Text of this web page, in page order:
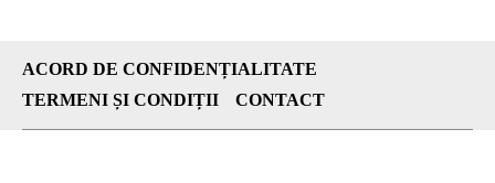
ACORD DE CONFIDENȚIALITATE
TERMENI ȘI CONDIȚII
CONTACT